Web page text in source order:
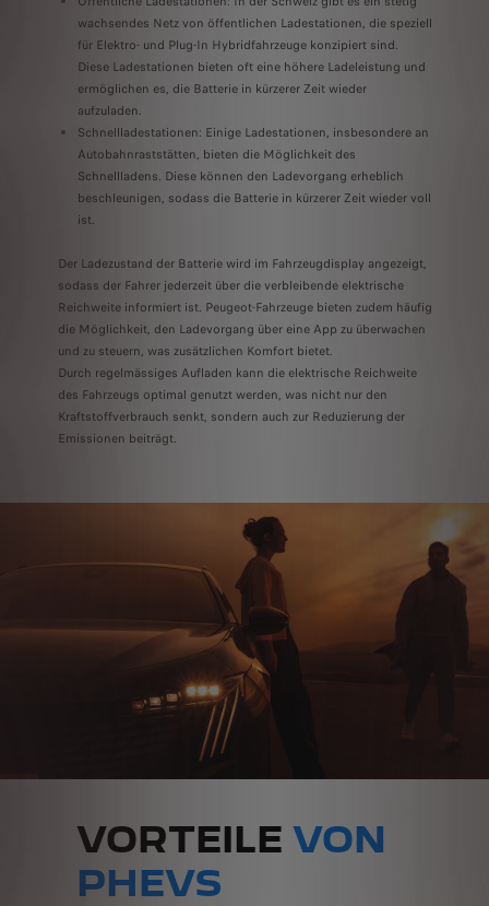
wachsendes Netz von öffentlichen Ladestationen, die speziell
für Elektro- und Plug-In Hybridfahrzeuge konzipiert sind.
Diese Ladestationen bieten oft eine höhere Ladeleistung und
ermöglichen es, die Batterie in kürzerer Zeit wieder
aufzuladen.
Schnellladestationen: Einige Ladestationen, insbesondere an
Autobahnraststätten, bieten die Möglichkeit des
Schnellladens. Diese können den Ladevorgang erheblich
beschleunigen, sodass die Batterie in kürzerer Zeit wieder voll
ist.
Der Ladezustand der Batterie wird im Fahrzeugdisplay angezeigt,
sodass der Fahrer jederzeit über die verbleibende elektrische
Reichweite informiert ist. Peugeot-Fahrzeuge bieten zudem häufig
die Möglichkeit, den Ladevorgang über eine App zu überwachen
und zu steuern, was zusätzlichen Komfort bietet.
Durch regelmässiges Aufladen kann die elektrische Reichweite
des Fahrzeugs optimal genutzt werden, was nicht nur den
Kraftstoffverbrauch senkt, sondern auch zur Reduzierung der
Emissionen beiträgt.
VORTEILE VON
PHEVS